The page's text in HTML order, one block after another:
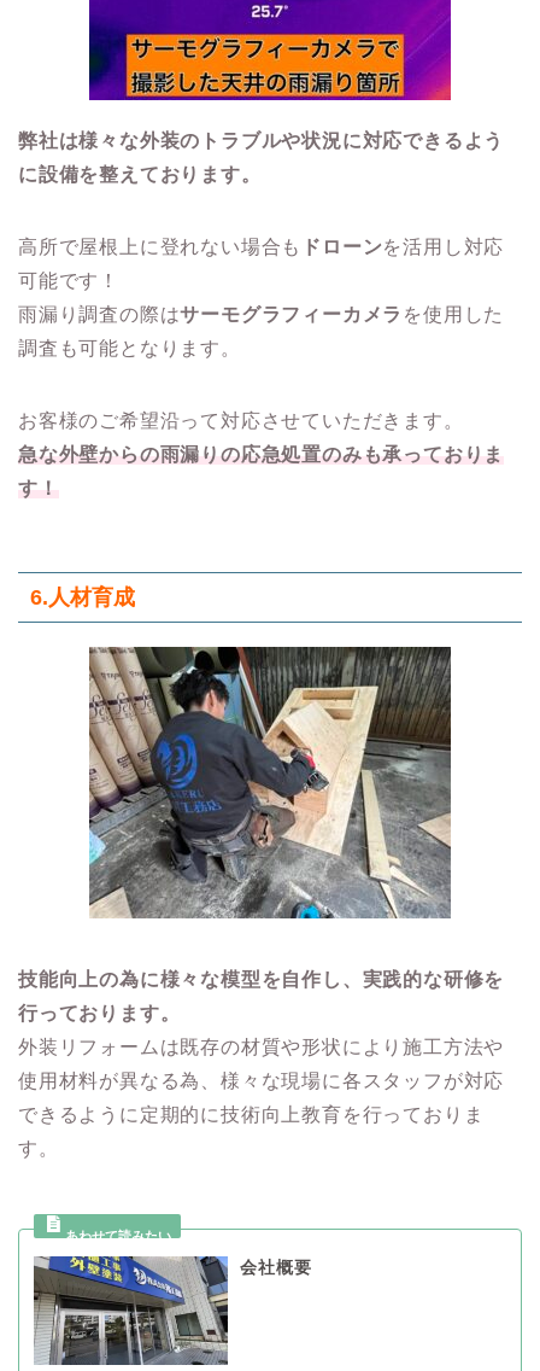
弊社は様々な外装のトラブルや状況に対応できるよう
に設備を整えております。
高所で屋根上に登れない場合も ドローンを活用し対応
可能です！
雨漏り調査の際はサーモグラフィーカメラ を使用した
調査も可能となります。
お客様のご希望沿って対応させていただきます。
急な外壁からの雨漏りの応急処置のみも承っておりま
す！
6.人材育成
技能向上の為に様々な模型を自作し、実践的な研修を
行っております。
外装リフォームは既存の材質や形状により施工方法や
使用材料が異なる為、様々な現場に各スタッフが対応
できるように定期的に技術向上教育を行っておりま
す。
会社概要